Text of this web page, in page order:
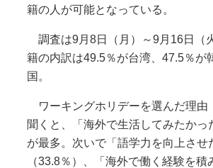
籍の人が可能となっている。
調査は9月8日（月）～9月16日（
籍の内訳は49.5％が台湾、47.5％が
国。
ワーキングホリデーを選んだ理由
聞くと、「海外で生活してみたかっ
が最多。次いで「語学力を向上させ
（33.8％）、「海外で働く経験を積